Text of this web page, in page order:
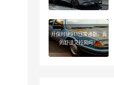
开保时捷911日常通勤，真
的舒适又拉风吗？